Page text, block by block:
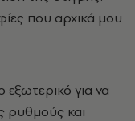
που αρχικά μου
για να
ρυθμούς και